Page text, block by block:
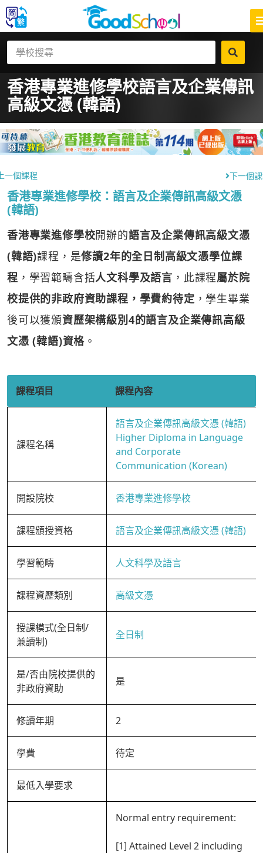
香港專業進修學校語言及企業傳訊
高級文憑 (韓語)
一個課程 下一個
香港專業進修學校：語言及企業傳訊高級文憑
(韓語)
香港專業進修學校開辦的語言及企業傳訊高級文憑
(韓語)課程，是修讀2年的全日制高級文憑學位課
程 ，學習範疇含括人文科學及語言 ，此課程屬於院
校提供的非政府資助課程，學費約待定 ，學生畢業
後可以獲頒資歷架構級別4的語言及企業傳訊高級
文憑 (韓語)資格 。
課程項目 課程內容
課程名稱
語言及企業傳訊高級文憑 (韓語)
Higher Diploma in Language
and Corporate
Communication (Korean)
開設院校 香港專業進修學校
課程頒授資格 語言及企業傳訊高級文憑 (韓語)
學習範疇 人文科學及語言
課程資歷類別 高級文憑
授課模式(全日制/
兼讀制)
全日制
是/否由院校提供的
非政府資助
是
修讀年期 2
學費 待定
最低入學要求
Normal entry requirement:
[1] Attained Level 2 including